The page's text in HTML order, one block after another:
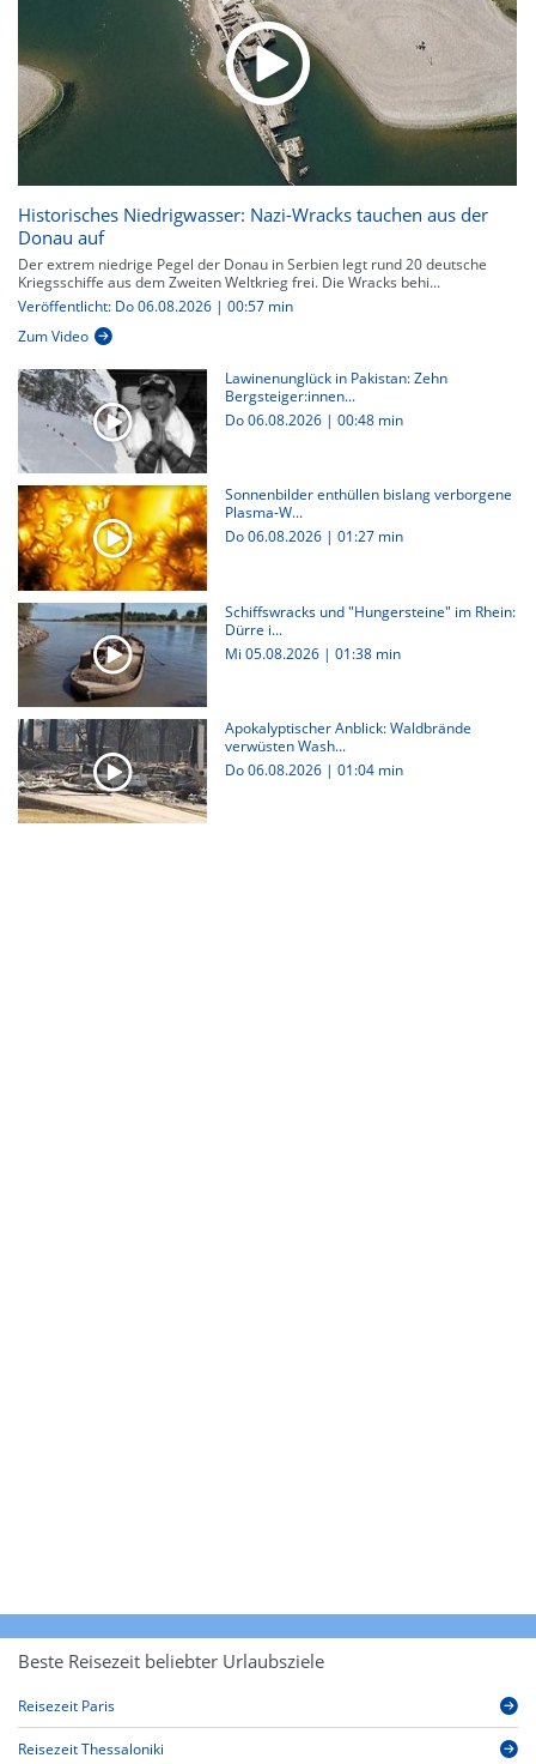
Historisches Niedrigwasser: Nazi-Wracks tauchen aus der
Donau auf
Der extrem niedrige Pegel der Donau in Serbien legt rund 20 deutsche
Kriegsschiffe aus dem Zweiten Weltkrieg frei. Die Wracks behi...
Veröffentlicht: Do 06.08.2026 | 00:57 min
Zum Video
Lawinenunglück in Pakistan: Zehn
Bergsteiger:innen...
Do 06.08.2026 | 00:48 min
Sonnenbilder enthüllen bislang verborgene
Plasma-W...
Do 06.08.2026 | 01:27 min
Schiffswracks und "Hungersteine" im Rhein:
Dürre i...
Mi 05.08.2026 | 01:38 min
Apokalyptischer Anblick: Waldbrände
verwüsten Wash...
Do 06.08.2026 | 01:04 min
Beste Reisezeit beliebter Urlaubsziele
Reisezeit Paris
Reisezeit Thessaloniki